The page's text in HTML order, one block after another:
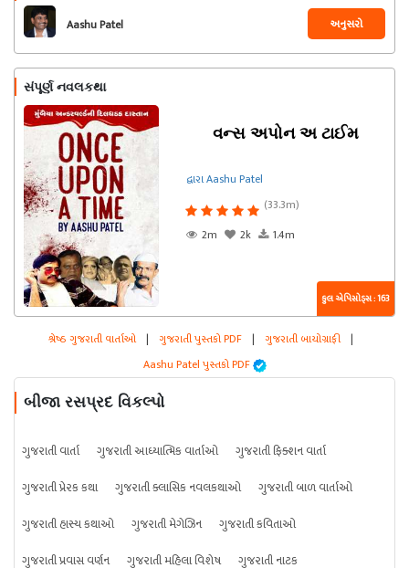
Aashu Patel અનુસરો
સંપૂર્ણ નવલકથા
વન્સ અપોન અ ટાઈમ
દ્વારા Aashu Patel
(33.3m)
2m
2k 1.4m
કુલ એપિસોડ્સ : 163
શ્રેષ્ઠ ગુજરાતી વાર્તાઓ | ગુજરાતી પુસ્તકો PDF | ગુજરાતી બાયોગ્રાફી |
Aashu Patel પુસ્તકો PDF
બીજા રસપ્રદ વિકલ્પો
ગુજરાતી વાર્તા ગુજરાતી આધ્યાત્મિક વાર્તાઓ
ગુજરાતી ફિક્શન વાર્તા
ગુજરાતી પ્રેરક કથા
ગુજરાતી ક્લાસિક નવલકથાઓ
ગુજરાતી બાળ વાર્તાઓ
ગુજરાતી હાસ્ય કથાઓ
ગુજરાતી મેગેઝિન
ગુજરાતી કવિતાઓ
ગુજરાતી પ્રવાસ વર્ણન
ગુજરાતી મહિલા વિશેષ
ગુજરાતી નાટક